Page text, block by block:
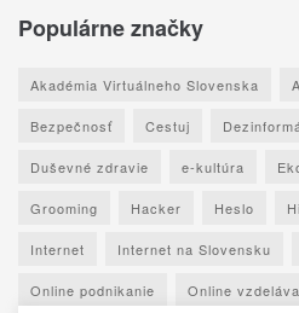
Populárne značky
Akadémia Virtuálneho Slovenska
Bezpečnosť Cestuj
Duševné zdravie e-kultúra
Grooming Hacker Heslo
Internet Internet na Slovensku
Online podnikanie Online